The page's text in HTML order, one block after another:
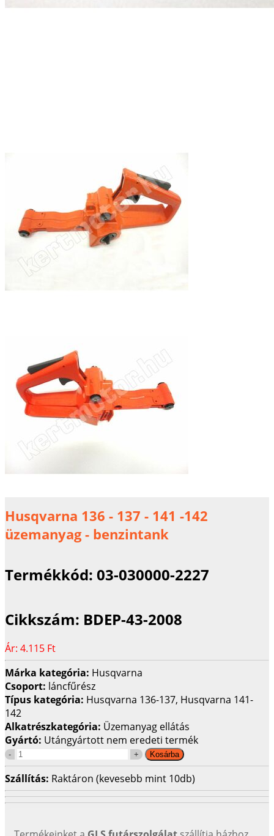
Husqvarna 136 - 137 - 141 -142
üzemanyag - benzintank
Termékkód: 03-030000-2227
Cikkszám: BDEP-43-2008
Ár: 4.115 Ft
Márka kategória: Husqvarna
Csoport: láncfűrész
Típus kategória: Husqvarna 136-137, Husqvarna 141-
142
Alkatrészkategória: Üzemanyag ellátás
Gyártó: Utángyártott nem eredeti termék
Szállítás: Raktáron (kevesebb mint 10db)